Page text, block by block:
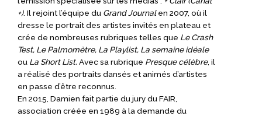
+). Il rejoint l’équipe du Grand Journalen 2007, où il
dresse le portrait des artistes invités en plateau et
crée de nombreuses rubriques telles que Le Crash
Test, Le Palmomètre, La Playlist, La semaine idéale
ou La Short List.Avec sa rubrique Presque célèbre, il
a réalisé des portraits dansés et animés d’artistes
en passe d’être reconnus.
En 2015, Damien fait partie du jury du FAIR,
association créée en 1989 à la demande du